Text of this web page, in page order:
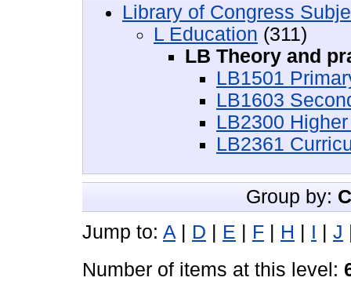
Library of Congress
L Education (311)
LB Theory and
LB1501
LB1603
LB2300
LB2361
Group by:
Jump to: A | D | E | F | H | I | J
Number of items at this level: